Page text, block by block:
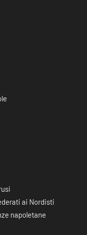
ai Nordisti
napoletane